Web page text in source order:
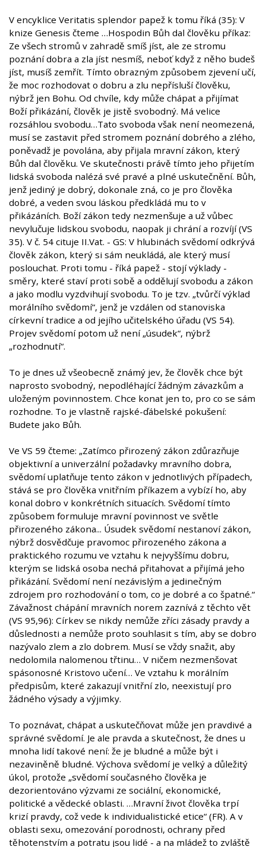
V encyklice Veritatis splendor papež k tomu říká (35): V
knize Genesis čteme …Hospodin Bůh dal člověku příkaz:
Ze všech stromů v zahradě smíš jíst, ale ze stromu
poznání dobra a zla jíst nesmíš, neboť když z něho budeš
jíst, musíš zemřít. Tímto obrazným způsobem zjevení učí,
že moc rozhodovat o dobru a zlu nepřísluší člověku,
nýbrž jen Bohu. Od chvíle, kdy může chápat a přijímat
Boží přikázání, člověk je jistě svobodný. Má velice
rozsáhlou svobodu…Tato svoboda však není neomezená,
musí se zastavit před stromem poznání dobrého a zlého,
poněvadž je povolána, aby přijala mravní zákon, který
Bůh dal člověku. Ve skutečnosti právě tímto jeho přijetím
lidská svoboda nalézá své pravé a plné uskutečnění. Bůh,
jenž jediný je dobrý, dokonale zná, co je pro člověka
dobré, a veden svou láskou předkládá mu to v
přikázáních. Boží zákon tedy nezmenšuje a už vůbec
nevylučuje lidskou svobodu, naopak ji chrání a rozvíjí (VS
35). V č. 54 cituje II.Vat. - GS: V hlubinách svědomí odkrývá
člověk zákon, který si sám neukládá, ale který musí
poslouchat. Proti tomu - říká papež - stojí výklady -
směry, které staví proti sobě a oddělují svobodu a zákon
a jako modlu vyzdvihují svobodu. To je tzv. „tvůrčí výklad
morálního svědomí“, jenž je vzdálen od stanoviska
církevní tradice a od jejího učitelského úřadu (VS 54).
Projev svědomí potom už není „úsudek“, nýbrž
„rozhodnutí“.
To je dnes už všeobecně známý jev, že člověk chce být
naprosto svobodný, nepodléhající žádným závazkům a
uloženým povinnostem. Chce konat jen to, pro co se sám
rozhodne. To je vlastně rajské-ďábelské pokušení:
Budete jako Bůh.
Ve VS 59 čteme: „Zatímco přirozený zákon zdůrazňuje
objektivní a univerzální požadavky mravního dobra,
svědomí uplatňuje tento zákon v jednotlivých případech,
stává se pro člověka vnitřním příkazem a vybízí ho, aby
konal dobro v konkrétních situacích. Svědomí tímto
způsobem formuluje mravní povinnost ve světle
přirozeného zákona... Úsudek svědomí nestanoví zákon,
nýbrž dosvědčuje pravomoc přirozeného zákona a
praktického rozumu ve vztahu k nejvyššímu dobru,
kterým se lidská osoba nechá přitahovat a přijímá jeho
přikázání. Svědomí není nezávislým a jedinečným
zdrojem pro rozhodování o tom, co je dobré a co špatné.“
Závažnost chápání mravních norem zaznívá z těchto vět
(VS 95,96): Církev se nikdy nemůže zříci zásady pravdy a
důslednosti a nemůže proto souhlasit s tím, aby se dobro
nazývalo zlem a zlo dobrem. Musí se vždy snažit, aby
nedolomila nalomenou třtinu… V ničem nezmenšovat
spásonosné Kristovo učení… Ve vztahu k morálním
předpisům, které zakazují vnitřní zlo, neexistují pro
žádného výsady a výjimky.
To poznávat, chápat a uskutečňovat může jen pravdivé a
správné svědomí. Je ale pravda a skutečnost, že dnes u
mnoha lidí takové není: že je bludné a může být i
nezaviněně bludné. Výchova svědomí je velký a důležitý
úkol, protože „svědomí současného člověka je
dezorientováno výzvami ze sociální, ekonomické,
politické a vědecké oblasti. …Mravní život člověka trpí
krizí pravdy, což vede k individualistické etice“ (FR). A v
oblasti sexu, omezování porodnosti, ochrany před
těhotenstvím a potratu jsou lidé - a na mládež to zvláště